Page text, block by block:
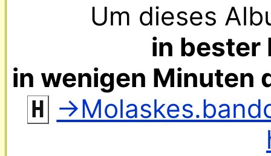
Um dieses
in bester
in wenigen Minuten
H